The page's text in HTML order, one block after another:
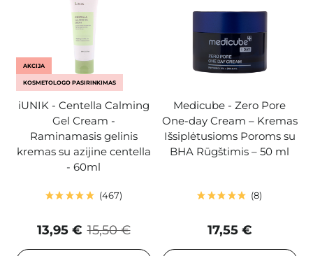
AKCIJA
KOSMETOLOGO PASIRINKIMAS
iUNIK - Centella Calming
Gel Cream -
Raminamasis gelinis
kremas su azijine centella
- 60ml
467
15,50 €
13,95 €
Medicube - Zero Pore
One-day Cream – Kremas
Išsiplėtusioms Poroms su
BHA Rūgštimis – 50 ml
8
17,55 €